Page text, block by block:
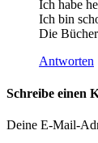
Ich habe
Ich bin
Die
Antworten
Schreibe einen
Deine E-Mail-